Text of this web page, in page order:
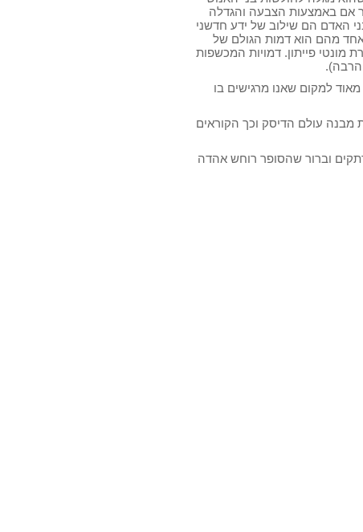
אם באמצעות הצבעה והגדלה
האדם הם שילוב של ידע חדשני
מהם הוא דמות הגולם של
פייתון. דמויות המכשפות
הרבה).
למקום שאנו מרגישים בו
עולם הדיסק וכך הקוראים
וברור שהסופר רוחש אהדה